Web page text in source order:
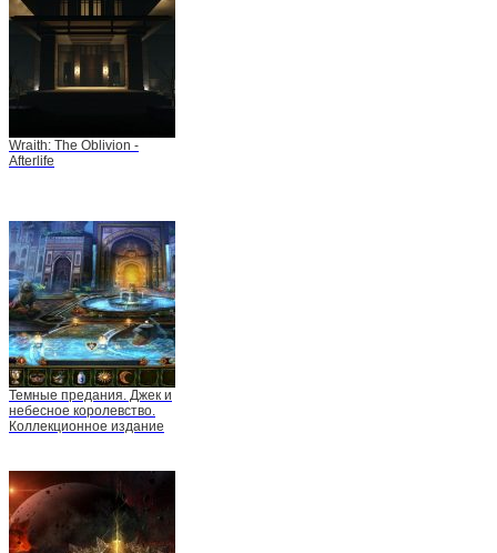
Wraith: The Oblivion -
Afterlife
Темные предания. Джек и
небесное королевство.
Коллекционное издание